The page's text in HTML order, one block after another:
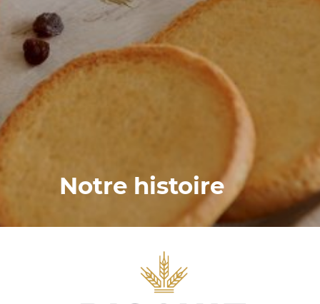
Notre histoire